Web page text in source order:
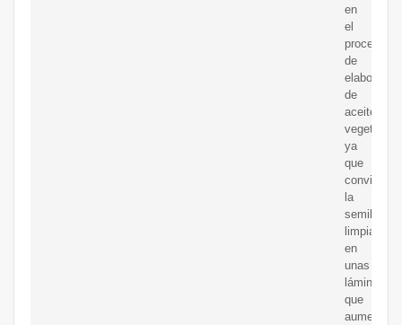
en
el
proceso
de
de
aceite
vegetal,
ya
que
convierte
la
semilla
limpia
en
unas
láminas
que
aumentan